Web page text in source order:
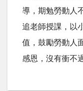
導，期勉勞動人
追老師授課，以
值，鼓勵勞動人
感恩，沒有衝不